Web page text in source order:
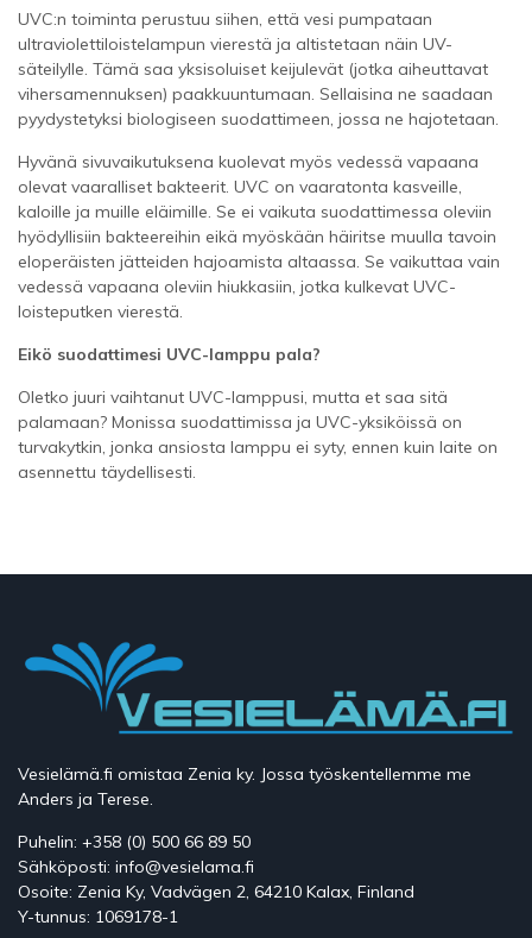
UVC:n toiminta perustuu siihen, että vesi pumpataan
ultraviolettiloistelampun vierestä ja altistetaan näin UV-
säteilylle. Tämä saa yksisoluiset keijulevät (jotka aiheuttavat
vihersamennuksen) paakkuuntumaan. Sellaisina ne saadaan
pyydystetyksi biologiseen suodattimeen, jossa ne hajotetaan.
Hyvänä sivuvaikutuksena kuolevat myös vedessä vapaana
olevat vaaralliset bakteerit. UVC on vaaratonta kasveille,
kaloille ja muille eläimille. Se ei vaikuta suodattimessa oleviin
hyödyllisiin bakteereihin eikä myöskään häiritse muulla tavoin
eloperäisten jätteiden hajoamista altaassa. Se vaikuttaa vain
vedessä vapaana oleviin hiukkasiin, jotka kulkevat UVC-
loisteputken vierestä.
Eikö suodattimesi UVC-lamppu pala?
Oletko juuri vaihtanut UVC-lamppusi, mutta et saa sitä
palamaan? Monissa suodattimissa ja UVC-yksiköissä on
turvakytkin, jonka ansiosta lamppu ei syty, ennen kuin laite on
asennettu täydellisesti.
Vesielämä.fi omistaa Zenia ky. Jossa työskentellemme me
Anders ja Terese.
Puhelin: +358 (0) 500 66 89 50
Sähköposti: info@vesielama.fi
Osoite: Zenia Ky, Vadvägen 2, 64210 Kalax, Finland
Y-tunnus: 1069178-1